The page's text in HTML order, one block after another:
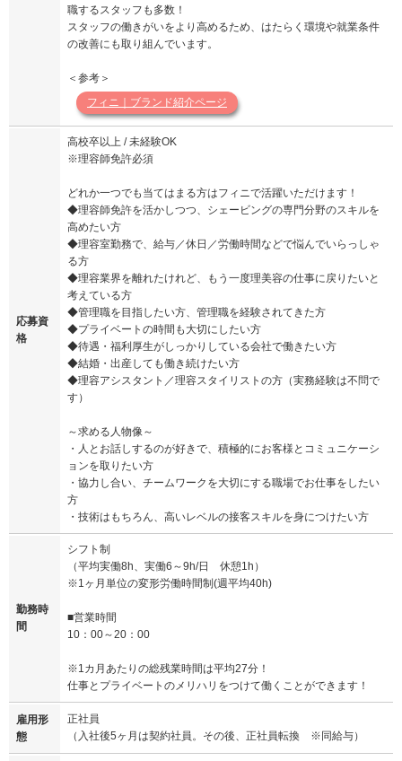
職するスタッフも多数！
スタッフの働きがいをより高めるため、はたらく環境や就業条件
の改善にも取り組んでいます。
＜参考＞
フィニ｜ブランド紹介ページ
応募資
格
高校卒以上 / 未経験OK
※理容師免許必須
どれか一つでも当てはまる方はフィニで活躍いただけます！
◆理容師免許を活かしつつ、シェービングの専門分野のスキルを
高めたい方
◆理容室勤務で、給与／休日／労働時間などで悩んでいらっしゃ
る方
◆理容業界を離れたけれど、もう一度理美容の仕事に戻りたいと
考えている方
◆管理職を目指したい方、管理職を経験されてきた方
◆プライベートの時間も大切にしたい方
◆待遇・福利厚生がしっかりしている会社で働きたい方
◆結婚・出産しても働き続けたい方
◆理容アシスタント／理容スタイリストの方（実務経験は不問で
す）
～求める人物像～
・人とお話しするのが好きで、積極的にお客様とコミュニケーシ
ョンを取りたい方
・協力し合い、チームワークを大切にする職場でお仕事をしたい
方
・技術はもちろん、高いレベルの接客スキルを身につけたい方
勤務時
間
シフト制
（平均実働8h、実働6～9h/日 休憩1h）
※1ヶ月単位の変形労働時間制(週平均40h)
■営業時間
10：00～20：00
※1カ月あたりの総残業時間は平均27分！
仕事とプライベートのメリハリをつけて働くことができます！
雇用形
態
正社員
（入社後5ヶ月は契約社員。その後、正社員転換 ※同給与）